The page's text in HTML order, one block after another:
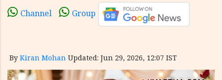
Channel Group
By Kiran Mohan Updated: Jun 29, 2026, 12:07 IST